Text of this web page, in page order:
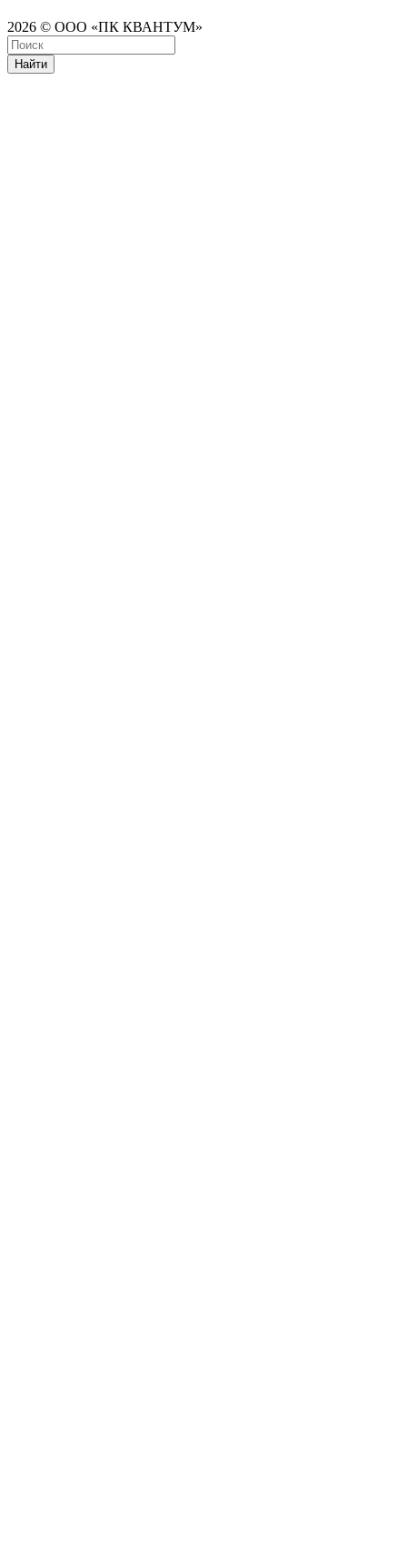
2026 © ООО «ПК КВАНТУМ»
Найти